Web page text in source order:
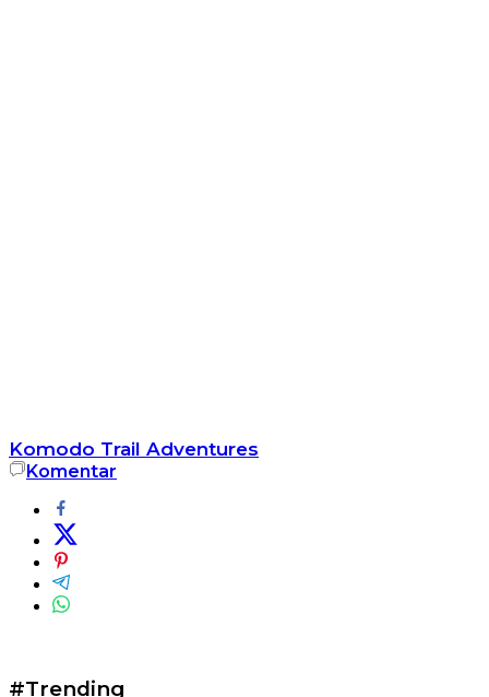
Komodo Trail Adventures
Komentar
#Trending